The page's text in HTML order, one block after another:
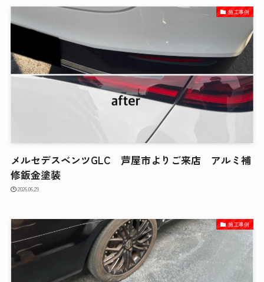
施工事例
メルセデスベンツGLC 芦屋市よりご来店 アルミ補
修鈑金塗装
2026.06.29
施工事例